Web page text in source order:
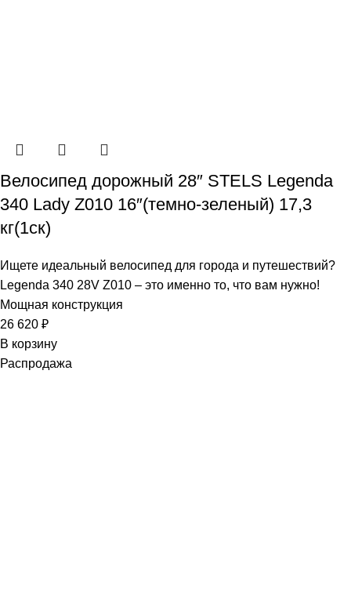
Велосипед дорожный 28″ STELS Legenda
340 Lady Z010 16″(темно-зеленый) 17,3
кг(1ск)
Ищете идеальный велосипед для города и путешествий?
Legenda 340 28V Z010 – это именно то, что вам нужно!
Мощная конструкция
26 620 ₽
В корзину
Распродажа